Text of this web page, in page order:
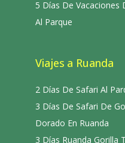
5 Días De Vacaciones
Al Parque
Viajes a Ruanda
2 Días De Safari Al
3 Días De Safari De
Dorado En Ruanda
3 Días Ruanda Gorilla